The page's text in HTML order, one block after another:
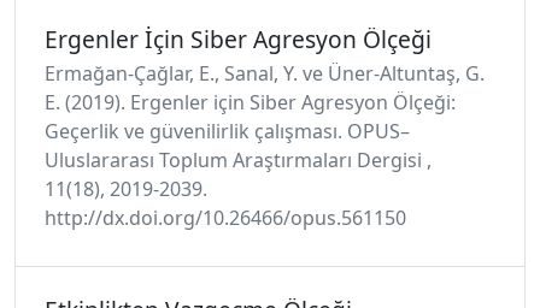
Ergenler İçin Siber Agresyon Ölçeği
Ermağan-Çağlar, E., Sanal, Y. ve Üner-Altuntaş, G.
E. (2019). Ergenler için Siber Agresyon Ölçeği:
Geçerlik ve güvenilirlik çalışması. OPUS–
Uluslararası Toplum Araştırmaları Dergisi ,
11(18), 2019-2039.
http://dx.doi.org/10.26466/opus.561150